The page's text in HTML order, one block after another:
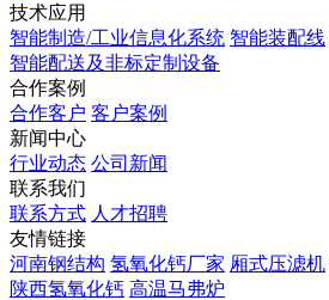
技术应用
智能制造/工业信息化系统 智能装配线
智能配送及非标定制设备
合作案例
合作客户 客户案例
新闻中心
行业动态 公司新闻
联系我们
联系方式 人才招聘
友情链接
河南钢结构 氢氧化钙厂家 厢式压滤机
陕西氢氧化钙 高温马弗炉